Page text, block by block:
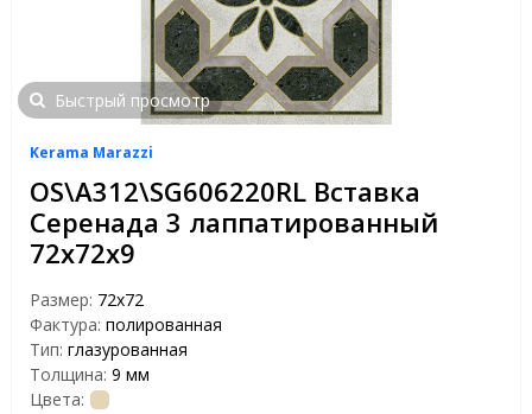
Быстрый просмотр
Kerama Marazzi
OS\A312\SG606220RL Вставка
Серенада 3 лаппатированный
72х72х9
Размер: 72х72
Фактура: полированная
Тип: глазурованная
Толщина: 9 мм
Цвета: